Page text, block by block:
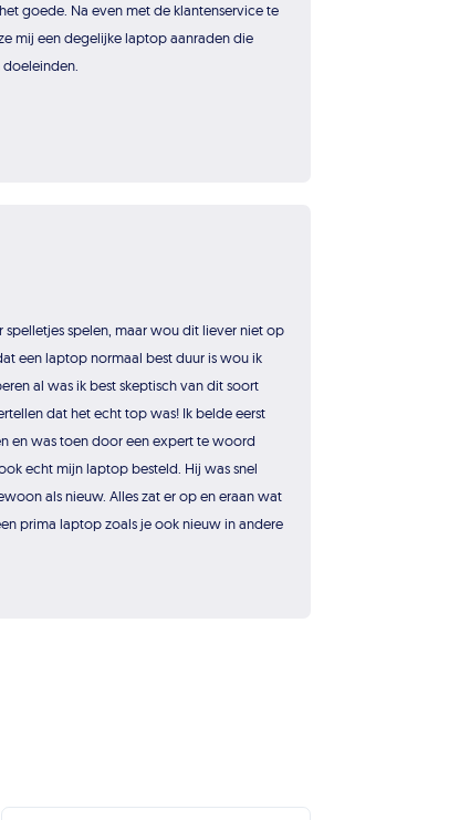
goede. Na even met de klantenservice te
mij een degelijke laptop aanraden die
spelen, maar wou dit liever niet op
een laptop normaal best duur is wou ik
al was ik best skeptisch van dit soort
dat het echt top was! Ik belde eerst
en was toen door een expert te woord
echt mijn laptop besteld. Hij was snel
als nieuw. Alles zat er op en eraan wat
prima laptop zoals je ook nieuw in andere